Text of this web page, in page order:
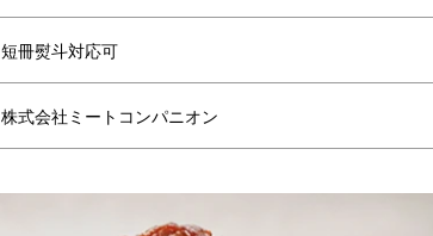
短冊熨斗対応可
株式会社ミートコンパニオン